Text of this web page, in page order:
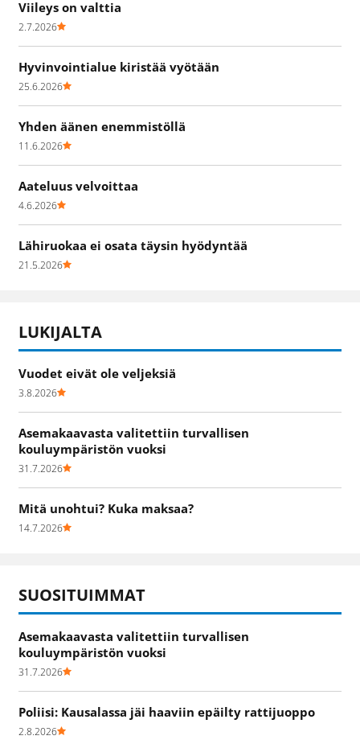
Viileys on valttia
2.7.2026
Hyvinvointialue kiristää vyötään
25.6.2026
Yhden äänen enemmistöllä
11.6.2026
Aateluus velvoittaa
4.6.2026
Lähiruokaa ei osata täysin hyödyntää
21.5.2026
LUKIJALTA
Vuodet eivät ole veljeksiä
3.8.2026
Asemakaavasta valitettiin turvallisen
kouluympäristön vuoksi
31.7.2026
Mitä unohtui? Kuka maksaa?
14.7.2026
SUOSITUIMMAT
Asemakaavasta valitettiin turvallisen
kouluympäristön vuoksi
31.7.2026
Poliisi: Kausalassa jäi haaviin epäilty rattijuoppo
2.8.2026